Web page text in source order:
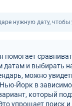
нужную дату, чтобы
помогает
датам и выбирать
можно
Йорк в
который
упрощает поиск и